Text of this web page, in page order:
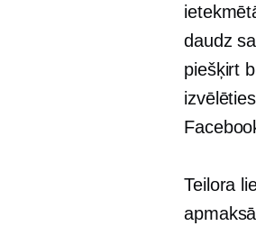
daudz
piešķirt
Teilora